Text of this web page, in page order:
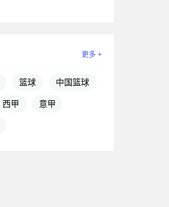
更多 +
篮球 中国篮球
西甲 意甲